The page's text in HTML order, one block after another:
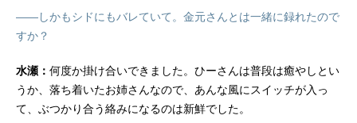
――しかもシドにもバレていて。金元さんとは一緒に録れたので
すか？
水瀬： 何度か掛け合いできました。ひーさんは普段は癒やしとい
うか、落ち着いたお姉さんなので、あんな風にスイッチが入っ
て、ぶつかり合う絡みになるのは新鮮でした。